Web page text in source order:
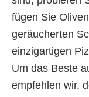
fügen Sie
geräucherten
einzigartigen
Um das Beste
empfehlen wir,